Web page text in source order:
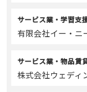
サービス業・学習支
有限会社イー・ニ
サービス業・物品賃
株式会社ウェディ